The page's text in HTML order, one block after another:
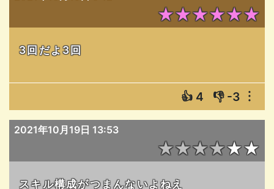
★★★★★★
3回だよ3回
👍 4 👎 -3 ︙
2021年10月19日 13:53
★★★★★★
スキル構成がつまんないよねえ